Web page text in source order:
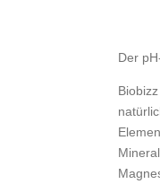
Der